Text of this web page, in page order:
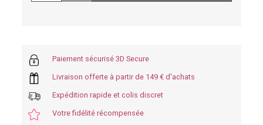
Paiement sécurisé 3D Secure
Livraison offerte à partir de 149 € d'achats
Expédition rapide et colis discret
Votre fidélité récompensée